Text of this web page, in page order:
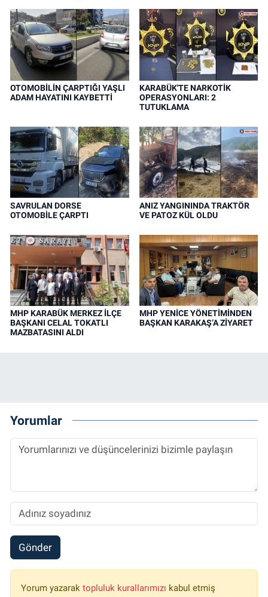
OTOMOBİLİN ÇARPTIĞI YAŞLI
ADAM HAYATINI KAYBETTİ
KARABÜK'TE NARKOTİK
OPERASYONLARI: 2
TUTUKLAMA
SAVRULAN DORSE
OTOMOBİLE ÇARPTI
ANIZ YANGININDA TRAKTÖR
VE PATOZ KÜL OLDU
MHP KARABÜK MERKEZ İLÇE
BAŞKANI CELAL TOKATLI
MAZBATASINI ALDI
MHP YENİCE YÖNETİMİNDEN
BAŞKAN KARAKAŞ’A ZİYARET
Yorumlar
Gönder
Yorum yazarak topluluk kurallarımızı kabul etmiş